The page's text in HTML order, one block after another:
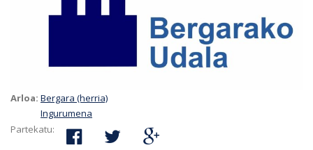
Arloa: Bergara (herria)
Ingurumena
Partekatu: